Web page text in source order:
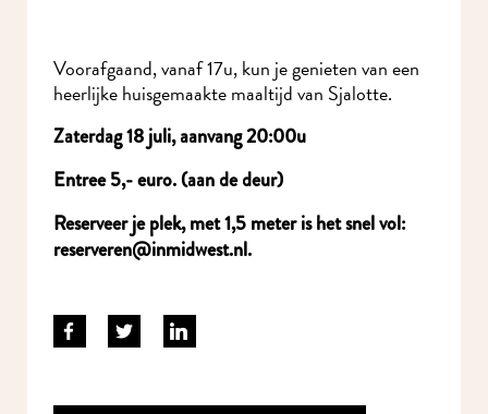
Voorafgaand, vanaf 17u, kun je genieten van een
heerlijke huisgemaakte maaltijd van Sjalotte.
Zaterdag 18 juli, aanvang 20:00u
Entree 5,- euro. (aan de deur)
Reserveer je plek, met 1,5 meter is het snel vol:
reserveren@inmidwest.nl.